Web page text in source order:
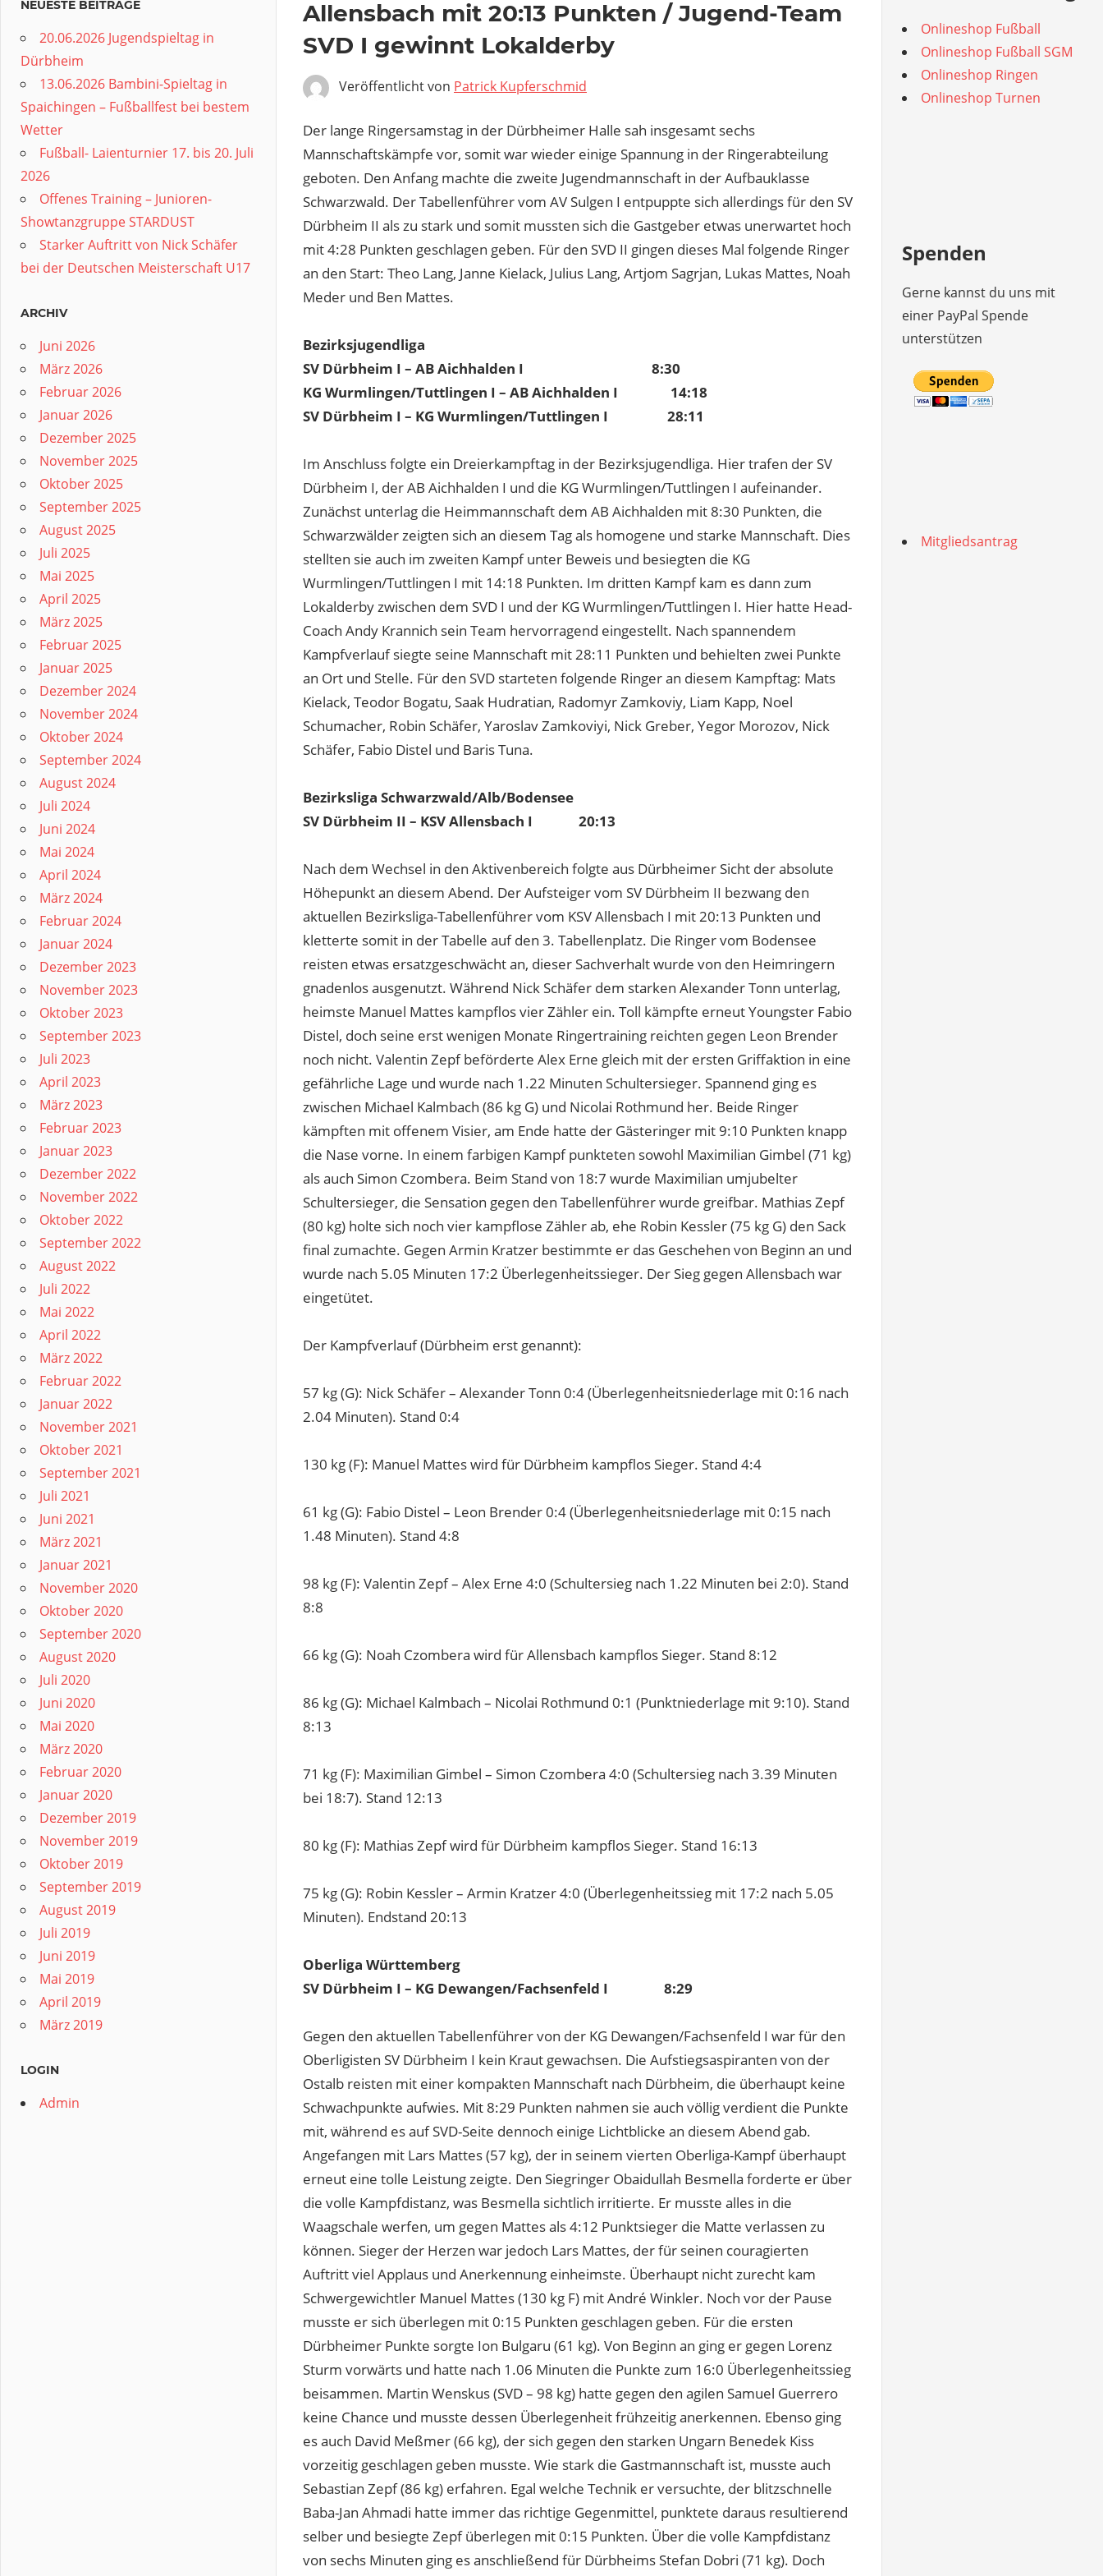
Allensbach mit 20:13 Punkten / Jugend-Team
SVD I gewinnt Lokalderby
Veröffentlicht von Patrick Kupferschmid
Der lange Ringersamstag in der Dürbheimer Halle sah insgesamt sechs
Mannschaftskämpfe vor, somit war wieder einige Spannung in der Ringerabteilung
geboten. Den Anfang machte die zweite Jugendmannschaft in der Aufbauklasse
Schwarzwald. Der Tabellenführer vom AV Sulgen I entpuppte sich allerdings für den SV
Dürbheim II als zu stark und somit mussten sich die Gastgeber etwas unerwartet hoch
mit 4:28 Punkten geschlagen geben. Für den SVD II gingen dieses Mal folgende Ringer
an den Start: Theo Lang, Janne Kielack, Julius Lang, Artjom Sagrjan, Lukas Mattes, Noah
Meder und Ben Mattes.
Bezirksjugendliga
SV Dürbheim I – AB Aichhalden I 8:30
KG Wurmlingen/Tuttlingen I – AB Aichhalden I 14:18
SV Dürbheim I – KG Wurmlingen/Tuttlingen I 28:11
Im Anschluss folgte ein Dreierkampftag in der Bezirksjugendliga. Hier trafen der SV
Dürbheim I, der AB Aichhalden I und die KG Wurmlingen/Tuttlingen I aufeinander.
Zunächst unterlag die Heimmannschaft dem AB Aichhalden mit 8:30 Punkten, die
Schwarzwälder zeigten sich an diesem Tag als homogene und starke Mannschaft. Dies
stellten sie auch im zweiten Kampf unter Beweis und besiegten die KG
Wurmlingen/Tuttlingen I mit 14:18 Punkten. Im dritten Kampf kam es dann zum
Lokalderby zwischen dem SVD I und der KG Wurmlingen/Tuttlingen I. Hier hatte Head-
Coach Andy Krannich sein Team hervorragend eingestellt. Nach spannendem
Kampfverlauf siegte seine Mannschaft mit 28:11 Punkten und behielten zwei Punkte
an Ort und Stelle. Für den SVD starteten folgende Ringer an diesem Kampftag: Mats
Kielack, Teodor Bogatu, Saak Hudratian, Radomyr Zamkoviy, Liam Kapp, Noel
Schumacher, Robin Schäfer, Yaroslav Zamkoviyi, Nick Greber, Yegor Morozov, Nick
Schäfer, Fabio Distel und Baris Tuna.
Bezirksliga Schwarzwald/Alb/Bodensee
SV Dürbheim II – KSV Allensbach I 20:13
Nach dem Wechsel in den Aktivenbereich folgte aus Dürbheimer Sicht der absolute
Höhepunkt an diesem Abend. Der Aufsteiger vom SV Dürbheim II bezwang den
aktuellen Bezirksliga-Tabellenführer vom KSV Allensbach I mit 20:13 Punkten und
kletterte somit in der Tabelle auf den 3. Tabellenplatz. Die Ringer vom Bodensee
reisten etwas ersatzgeschwächt an, dieser Sachverhalt wurde von den Heimringern
gnadenlos ausgenutzt. Während Nick Schäfer dem starken Alexander Tonn unterlag,
heimste Manuel Mattes kampflos vier Zähler ein. Toll kämpfte erneut Youngster Fabio
Distel, doch seine erst wenigen Monate Ringertraining reichten gegen Leon Brender
noch nicht. Valentin Zepf beförderte Alex Erne gleich mit der ersten Griffaktion in eine
gefährliche Lage und wurde nach 1.22 Minuten Schultersieger. Spannend ging es
zwischen Michael Kalmbach (86 kg G) und Nicolai Rothmund her. Beide Ringer
kämpften mit offenem Visier, am Ende hatte der Gästeringer mit 9:10 Punkten knapp
die Nase vorne. In einem farbigen Kampf punkteten sowohl Maximilian Gimbel (71 kg)
als auch Simon Czombera. Beim Stand von 18:7 wurde Maximilian umjubelter
Schultersieger, die Sensation gegen den Tabellenführer wurde greifbar. Mathias Zepf
(80 kg) holte sich noch vier kampflose Zähler ab, ehe Robin Kessler (75 kg G) den Sack
final zumachte. Gegen Armin Kratzer bestimmte er das Geschehen von Beginn an und
wurde nach 5.05 Minuten 17:2 Überlegenheitssieger. Der Sieg gegen Allensbach war
eingetütet.
Der Kampfverlauf (Dürbheim erst genannt):
57 kg (G): Nick Schäfer – Alexander Tonn 0:4 (Überlegenheitsniederlage mit 0:16 nach
2.04 Minuten). Stand 0:4
130 kg (F): Manuel Mattes wird für Dürbheim kampflos Sieger. Stand 4:4
61 kg (G): Fabio Distel – Leon Brender 0:4 (Überlegenheitsniederlage mit 0:15 nach
1.48 Minuten). Stand 4:8
98 kg (F): Valentin Zepf – Alex Erne 4:0 (Schultersieg nach 1.22 Minuten bei 2:0). Stand
8:8
66 kg (G): Noah Czombera wird für Allensbach kampflos Sieger. Stand 8:12
86 kg (G): Michael Kalmbach – Nicolai Rothmund 0:1 (Punktniederlage mit 9:10). Stand
8:13
71 kg (F): Maximilian Gimbel – Simon Czombera 4:0 (Schultersieg nach 3.39 Minuten
bei 18:7). Stand 12:13
80 kg (F): Mathias Zepf wird für Dürbheim kampflos Sieger. Stand 16:13
75 kg (G): Robin Kessler – Armin Kratzer 4:0 (Überlegenheitssieg mit 17:2 nach 5.05
Minuten). Endstand 20:13
Oberliga Württemberg
SV Dürbheim I – KG Dewangen/Fachsenfeld I 8:29
Gegen den aktuellen Tabellenführer von der KG Dewangen/Fachsenfeld I war für den
Oberligisten SV Dürbheim I kein Kraut gewachsen. Die Aufstiegsaspiranten von der
Ostalb reisten mit einer kompakten Mannschaft nach Dürbheim, die überhaupt keine
Schwachpunkte aufwies. Mit 8:29 Punkten nahmen sie auch völlig verdient die Punkte
mit, während es auf SVD-Seite dennoch einige Lichtblicke an diesem Abend gab.
Angefangen mit Lars Mattes (57 kg), der in seinem vierten Oberliga-Kampf überhaupt
erneut eine tolle Leistung zeigte. Den Siegringer Obaidullah Besmella forderte er über
die volle Kampfdistanz, was Besmella sichtlich irritierte. Er musste alles in die
Waagschale werfen, um gegen Mattes als 4:12 Punktsieger die Matte verlassen zu
können. Sieger der Herzen war jedoch Lars Mattes, der für seinen couragierten
Auftritt viel Applaus und Anerkennung einheimste. Überhaupt nicht zurecht kam
Schwergewichtler Manuel Mattes (130 kg F) mit André Winkler. Noch vor der Pause
musste er sich überlegen mit 0:15 Punkten geschlagen geben. Für die ersten
Dürbheimer Punkte sorgte Ion Bulgaru (61 kg). Von Beginn an ging er gegen Lorenz
Sturm vorwärts und hatte nach 1.06 Minuten die Punkte zum 16:0 Überlegenheitssieg
beisammen. Martin Wenskus (SVD – 98 kg) hatte gegen den agilen Samuel Guerrero
keine Chance und musste dessen Überlegenheit frühzeitig anerkennen. Ebenso ging
es auch David Meßmer (66 kg), der sich gegen den starken Ungarn Benedek Kiss
vorzeitig geschlagen geben musste. Wie stark die Gastmannschaft ist, musste auch
Sebastian Zepf (86 kg) erfahren. Egal welche Technik er versuchte, der blitzschnelle
Baba-Jan Ahmadi hatte immer das richtige Gegenmittel, punktete daraus resultierend
selber und besiegte Zepf überlegen mit 0:15 Punkten. Über die volle Kampfdistanz
von sechs Minuten ging es anschließend für Dürbheims Stefan Dobri (71 kg). Doch
NEUESTE BEITRÄGE
20.06.2026 Jugendspieltag in
Dürbheim
13.06.2026 Bambini-Spieltag in
Spaichingen – Fußballfest bei bestem
Wetter
Fußball- Laienturnier 17. bis 20. Juli
2026
Offenes Training – Junioren-
Showtanzgruppe STARDUST
Starker Auftritt von Nick Schäfer
bei der Deutschen Meisterschaft U17
ARCHIV
Juni 2026
März 2026
Februar 2026
Januar 2026
Dezember 2025
November 2025
Oktober 2025
September 2025
August 2025
Juli 2025
Mai 2025
April 2025
März 2025
Februar 2025
Januar 2025
Dezember 2024
November 2024
Oktober 2024
September 2024
August 2024
Juli 2024
Juni 2024
Mai 2024
April 2024
März 2024
Februar 2024
Januar 2024
Dezember 2023
November 2023
Oktober 2023
September 2023
Juli 2023
April 2023
März 2023
Februar 2023
Januar 2023
Dezember 2022
November 2022
Oktober 2022
September 2022
August 2022
Juli 2022
Mai 2022
April 2022
März 2022
Februar 2022
Januar 2022
November 2021
Oktober 2021
September 2021
Juli 2021
Juni 2021
März 2021
Januar 2021
November 2020
Oktober 2020
September 2020
August 2020
Juli 2020
Juni 2020
Mai 2020
März 2020
Februar 2020
Januar 2020
Dezember 2019
November 2019
Oktober 2019
September 2019
August 2019
Juli 2019
Juni 2019
Mai 2019
April 2019
März 2019
LOGIN
Admin
Onlineshop Fußball
Onlineshop Fußball SGM
Onlineshop Ringen
Onlineshop Turnen
Spenden
Gerne kannst du uns mit
einer PayPal Spende
unterstützen
Mitgliedsantrag